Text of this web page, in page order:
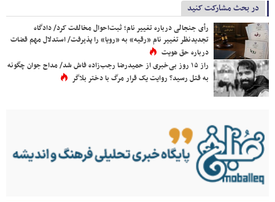
در بحث مشارکت کنید
رأی جنجالی درباره تغییر نام؛ ثبت‌احوال مخالفت کرد/ دادگاه
تجدیدنظر تغییر نام «رقیه» به «رویا» را پذیرفت/ استدلال مهم قضات
درباره حق هویت
راز ۱۵ روز بی‌خبری از حمیدرضا رجب‌زاده فاش شد/ مداح جوان چگونه
به قتل رسید؟ روایت یک قرار مرگ با دختر بلاگر